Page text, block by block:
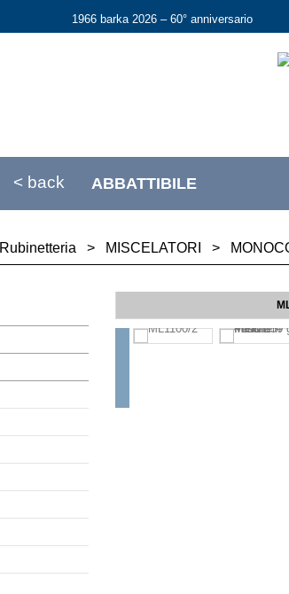
1966 barka 2026 – 60° anniversario
< back ABBATTIBILE
Rubinetteria > MISCELATORI >